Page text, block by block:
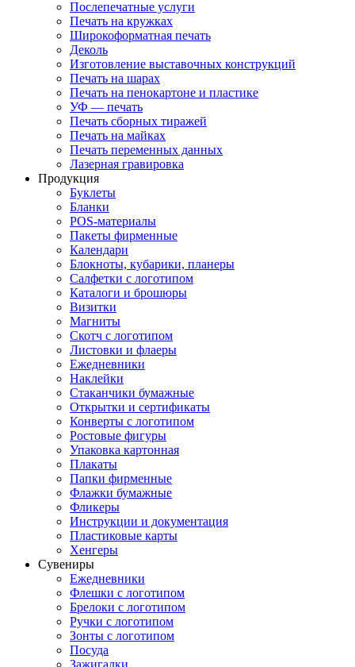
Послепечатные услуги
Печать на кружках
Широкоформатная печать
Деколь
Изготовление выставочных конструкций
Печать на шарах
Печать на пенокартоне и пластике
УФ — печать
Печать сборных тиражей
Печать на майках
Печать переменных данных
Лазерная гравировка
Продукция
Буклеты
Бланки
POS-материалы
Пакеты фирменные
Календари
Блокноты, кубарики, планеры
Салфетки с логотипом
Каталоги и брошюры
Визитки
Магниты
Скотч с логотипом
Листовки и флаеры
Ежедневники
Наклейки
Стаканчики бумажные
Открытки и сертификаты
Конверты с логотипом
Ростовые фигуры
Упаковка картонная
Плакаты
Папки фирменные
Флажки бумажные
Фликеры
Инструкции и документация
Пластиковые карты
Хенгеры
Сувениры
Ежедневники
Флешки с логотипом
Брелоки с логотипом
Ручки с логотипом
Зонты с логотипом
Посуда
Зажигалки